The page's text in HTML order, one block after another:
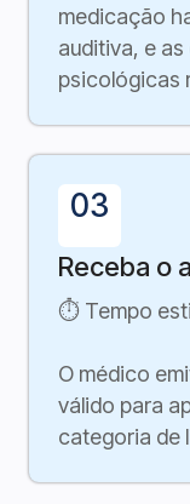
medicação
auditiva, e
psicológicas
03
Receba o
⏱ Tempo
O médico
válido para
categoria de